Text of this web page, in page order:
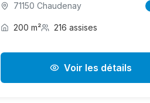
71150 Chaudenay
200 m² 216 assises
Voir les détails